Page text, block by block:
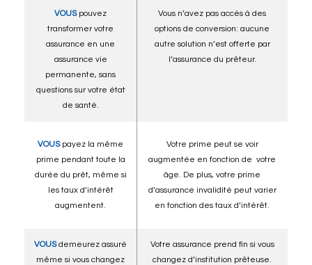
VOUSpouvez
transformer votre
assurance en une
assurance vie
permanente, sans
questions sur votre état
de santé.
Vous n’avez pas accès à des
options de conversion: aucune
autre solution n’est offerte par
l’assurance du prêteur.
VOUSpayez la même
prime pendant toute la
durée du prêt, même si
les taux d’intérêt
augmentent.
Votre prime peut se voir
augmentée en fonction de votre
âge. De plus, votre prime
d’assurance invalidité peut varier
en fonction des taux d’intérêt.
VOUSdemeurez assuré
même si vous changez
Votre assurance prend fin si vous
changez d’institution prêteuse.